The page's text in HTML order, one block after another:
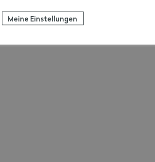
Meine Einstellungen